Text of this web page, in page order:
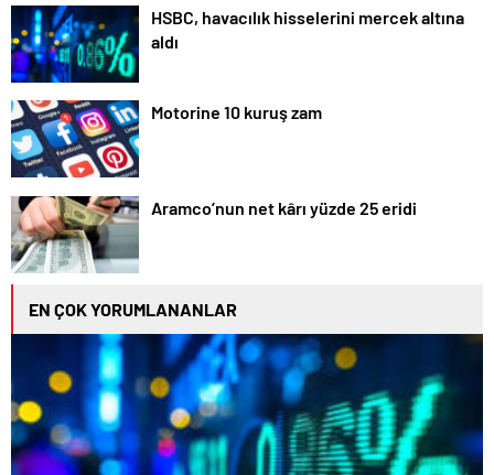
HSBC, havacılık hisselerini mercek altına
aldı
Motorine 10 kuruş zam
Aramco’nun net kârı yüzde 25 eridi
EN ÇOK YORUMLANANLAR